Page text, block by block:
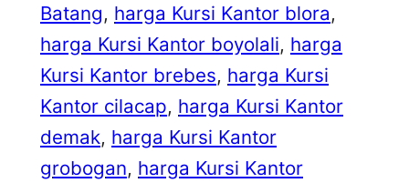
Batang, harga Kursi Kantor blora
harga Kursi Kantor boyolali, harga
Kursi Kantor brebes, harga Kursi
Kantor cilacap, harga Kursi Kantor
demak, harga Kursi Kantor
grobogan, harga Kursi Kantor